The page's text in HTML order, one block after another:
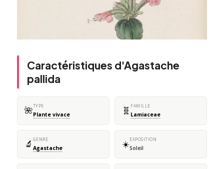
Caractéristiques d'Agastache
pallida
🌺TYPE
Plante vivace 🧬 FAMILLE
Lamiaceae
🔬 GENRE
Agastache ☀️EXPOSITION
Soleil